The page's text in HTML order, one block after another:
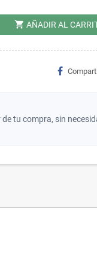
shopping_cart AÑADIR AL
tu compra, sin